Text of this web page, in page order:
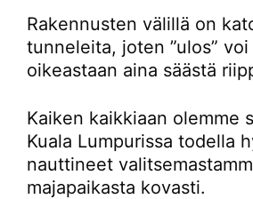
Rakennusten välillä on
tunneleita, joten ”ulos”
oikeastaan aina säästä
Kaiken kaikkiaan olemme
Kuala Lumpurissa todella
nauttineet
majapaikasta kovasti.